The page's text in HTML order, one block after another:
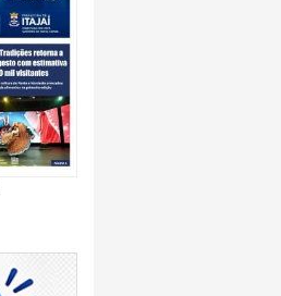
unidade